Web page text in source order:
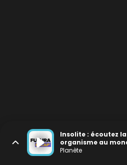
Insolite : écoutez
organisme au
Planète